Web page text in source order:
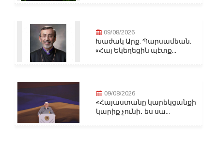
09/08/2026
Խաժակ Արք. Պարսամեան.
«Հայ Եկեղեցին պէտք...
09/08/2026
«Հայաստանը կարեկցանքի
կարիք չունի․ ես սա...